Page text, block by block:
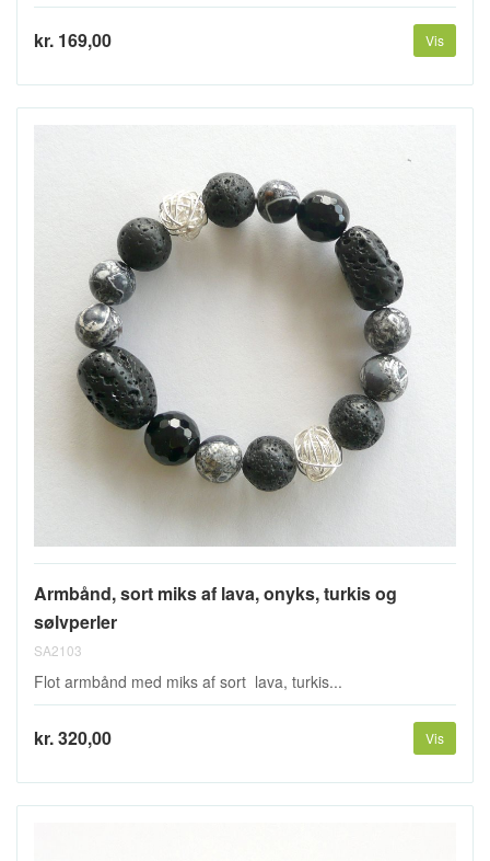
kr. 169,00 Vis
Armbånd, sort miks af lava, onyks, turkis og
sølvperler
SA2103
Flot armbånd med miks af sort lava, turkis...
kr. 320,00 Vis